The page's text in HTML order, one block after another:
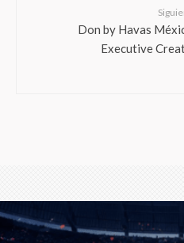
Don by Havas
Executive